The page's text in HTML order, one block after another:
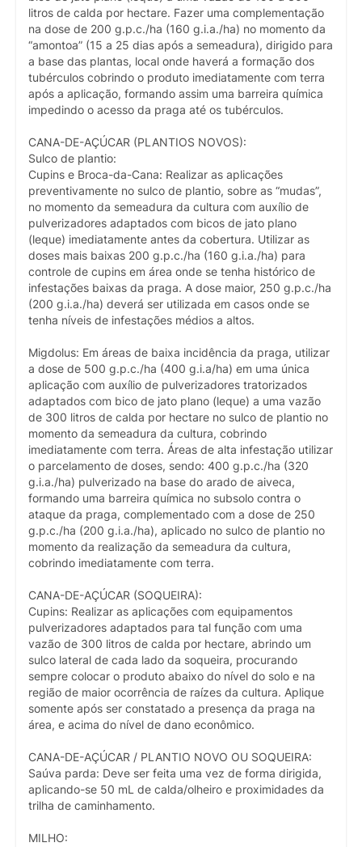
litros de calda por hectare. Fazer uma complementação
na dose de 200 g.p.c./ha (160 g.i.a./ha) no momento da
“amontoa” (15 a 25 dias após a semeadura), dirigido para
a base das plantas, local onde haverá a formação dos
tubérculos cobrindo o produto imediatamente com terra
após a aplicação, formando assim uma barreira química
impedindo o acesso da praga até os tubérculos.
CANA-DE-AÇÚCAR (PLANTIOS NOVOS):
Sulco de plantio:
Cupins e Broca-da-Cana: Realizar as aplicações
preventivamente no sulco de plantio, sobre as “mudas”,
no momento da semeadura da cultura com auxílio de
pulverizadores adaptados com bicos de jato plano
(leque) imediatamente antes da cobertura. Utilizar as
doses mais baixas 200 g.p.c./ha (160 g.i.a./ha) para
controle de cupins em área onde se tenha histórico de
infestações baixas da praga. A dose maior, 250 g.p.c./ha
(200 g.i.a./ha) deverá ser utilizada em casos onde se
tenha níveis de infestações médios a altos.
Migdolus: Em áreas de baixa incidência da praga, utilizar
a dose de 500 g.p.c./ha (400 g.i.a/ha) em uma única
aplicação com auxílio de pulverizadores tratorizados
adaptados com bico de jato plano (leque) a uma vazão
de 300 litros de calda por hectare no sulco de plantio no
momento da semeadura da cultura, cobrindo
imediatamente com terra. Áreas de alta infestação utilizar
o parcelamento de doses, sendo: 400 g.p.c./ha (320
g.i.a./ha) pulverizado na base do arado de aiveca,
formando uma barreira química no subsolo contra o
ataque da praga, complementado com a dose de 250
g.p.c./ha (200 g.i.a./ha), aplicado no sulco de plantio no
momento da realização da semeadura da cultura,
cobrindo imediatamente com terra.
CANA-DE-AÇÚCAR (SOQUEIRA):
Cupins: Realizar as aplicações com equipamentos
pulverizadores adaptados para tal função com uma
vazão de 300 litros de calda por hectare, abrindo um
sulco lateral de cada lado da soqueira, procurando
sempre colocar o produto abaixo do nível do solo e na
região de maior ocorrência de raízes da cultura. Aplique
somente após ser constatado a presença da praga na
área, e acima do nível de dano econômico.
CANA-DE-AÇÚCAR / PLANTIO NOVO OU SOQUEIRA:
Saúva parda: Deve ser feita uma vez de forma dirigida,
aplicando-se 50 mL de calda/olheiro e proximidades da
trilha de caminhamento.
MILHO: